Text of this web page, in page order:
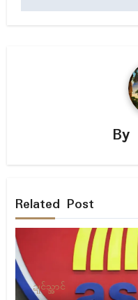
By
Related Post
ဍုၚ်သ္အာၚ်